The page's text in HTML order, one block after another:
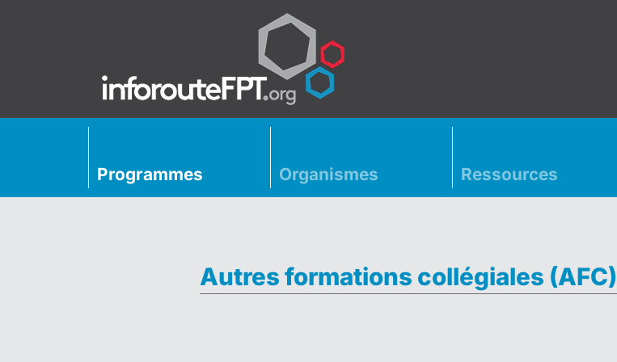
Programmes Organismes Ressources
Autres formations collégiales (AFC)